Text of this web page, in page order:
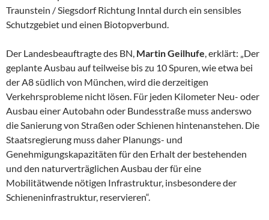
Traunstein / Siegsdorf Richtung Inntal durch ein sensibles
Schutzgebiet und einen Biotopverbund.
Der Landesbeauftragte des BN, Martin Geilhufe, erklärt: „Der
geplante Ausbau auf teilweise bis zu 10 Spuren, wie etwa bei
der A8 südlich von München, wird die derzeitigen
Verkehrsprobleme nicht lösen. Für jeden Kilometer Neu- oder
Ausbau einer Autobahn oder Bundesstraße muss anderswo
die Sanierung von Straßen oder Schienen hintenanstehen. Die
Staatsregierung muss daher Planungs- und
Genehmigungskapazitäten für den Erhalt der bestehenden
und den naturverträglichen Ausbau der für eine
Mobilitätwende nötigen Infrastruktur, insbesondere der
Schieneninfrastruktur, reservieren“.